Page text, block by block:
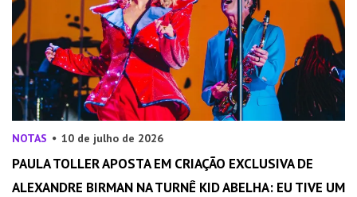
NOTAS 10 de julho de 2026
PAULA TOLLER APOSTA EM CRIAÇÃO EXCLUSIVA DE
ALEXANDRE BIRMAN NA TURNÊ KID ABELHA: EU TIVE UM